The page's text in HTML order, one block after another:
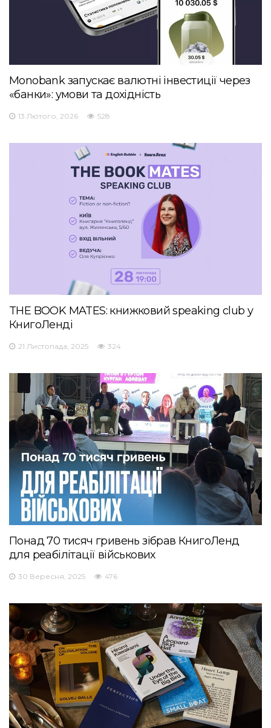
Monobank запускає валютні інвестиції через
«банки»: умови та дохідність
13 Лютого, 2026 528
THE BOOK MATES: книжковий speaking club у
КнигоЛенді
21 Листопада, 2025 324
Понад 70 тисяч гривень зібрав КнигоЛенд
для реабілітації військових
30 Вересня, 2025 476